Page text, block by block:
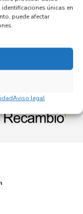
únicas en
puede afectar
Aviso legal